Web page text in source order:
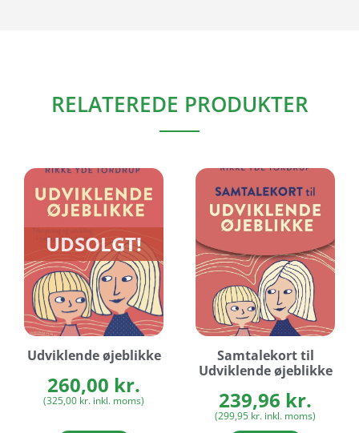
RELATEREDE PRODUKTER
UDSOLGT!
Udviklende øjeblikke
260,00 kr.
(325,00 kr. inkl. moms)
Samtalekort til
Udviklende øjeblikke
239,96 kr.
(299,95 kr. inkl. moms)